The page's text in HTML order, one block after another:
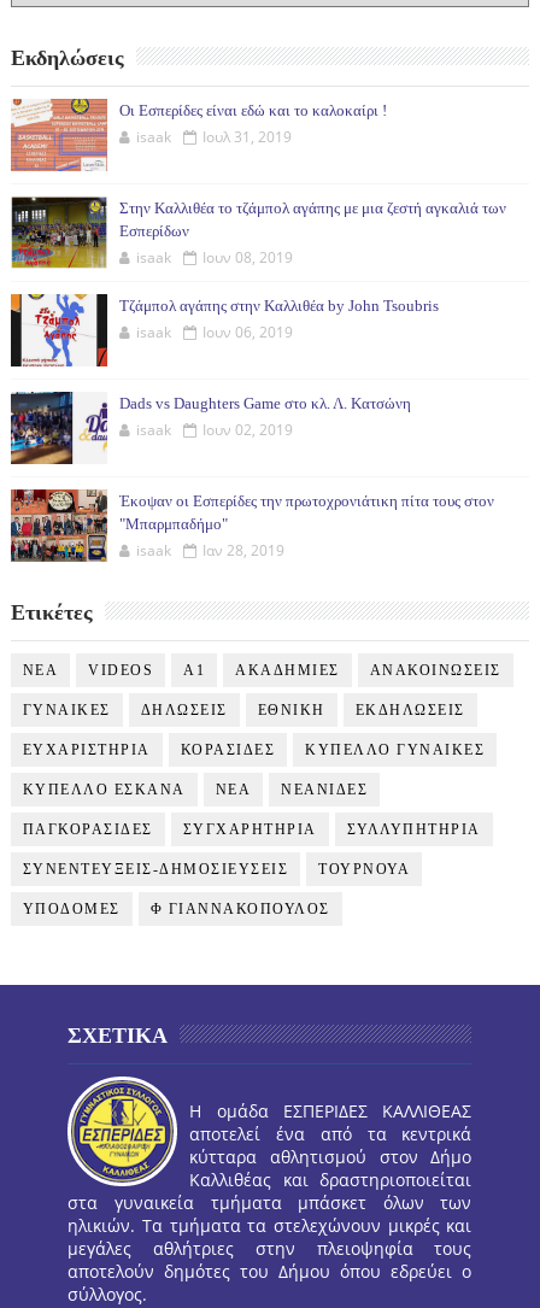
Εκδηλώσεις
Οι Εσπερίδες είναι εδώ και το καλοκαίρι !
isaak Ιουλ 31, 2019
Στην Καλλιθέα το τζάμπολ αγάπης με μια ζεστή αγκαλιά των
Εσπερίδων
isaak Ιουν 08, 2019
Τζάμπολ αγάπης στην Καλλιθέα by John Tsoubris
isaak Ιουν 06, 2019
Dads vs Daughters Game στο κλ. Λ. Κατσώνη
isaak Ιουν 02, 2019
Έκοψαν οι Εσπερίδες την πρωτοχρονιάτικη πίτα τους στον
"Μπαρμπαδήμο"
isaak Ιαν 28, 2019
Ετικέτες
NEA VIDEOS Α1 ΑΚΑΔΗΜΙΕΣ ΑΝΑΚΟΙΝΩΣΕΙΣ
ΓΥΝΑΙΚΕΣ ΔΗΛΩΣΕΙΣ ΕΘΝΙΚΗ ΕΚΔΗΛΩΣΕΙΣ
ΕΥΧΑΡΙΣΤΗΡΙΑ ΚΟΡΑΣΙΔΕΣ ΚΥΠΕΛΛΟ ΓΥΝΑΙΚΕΣ
ΚΥΠΕΛΛΟ ΕΣΚΑΝΑ ΝΕΑ ΝΕΑΝΙΔΕΣ
ΠΑΓΚΟΡΑΣΙΔΕΣ ΣΥΓΧΑΡΗΤΗΡΙΑ ΣΥΛΛΥΠΗΤΗΡΙΑ
ΣΥΝΕΝΤΕΥΞΕΙΣ-ΔΗΜΟΣΙΕΥΣΕΙΣ ΤΟΥΡΝΟΥΑ
ΥΠΟΔΟΜΕΣ Φ ΓΙΑΝΝΑΚΟΠΟΥΛΟΣ
ΣΧΕΤΙΚΑ
Η ομάδα ΕΣΠΕΡΙΔΕΣ ΚΑΛΛΙΘΕΑΣ
αποτελεί ένα από τα κεντρικά
κύτταρα αθλητισμού στον Δήμο
Καλλιθέας και δραστηριοποιείται
στα γυναικεία τμήματα μπάσκετ όλων των
ηλικιών. Τα τμήματα τα στελεχώνουν μικρές και
μεγάλες αθλήτριες στην πλειοψηφία τους
αποτελούν δημότες του Δήμου όπου εδρεύει ο
σύλλογος.